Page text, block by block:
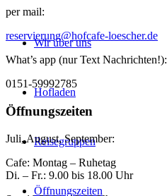
Wir über uns
Hofladen
Reisegruppen
Öffnungszeiten
per mail:
reservierung@hofcafe-loescher.de
What’s app (nur Text Nachrichten!):
0151-59992785
Öffnungszeiten
Juli, August, September:
Cafe: Montag – Ruhetag
Di. – Fr.: 9.00 bis 18.00 Uhr